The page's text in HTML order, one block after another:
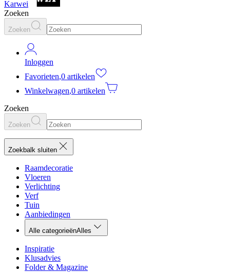
Karwei
Zoeken
Zoeken
Inloggen
Favorieten,0 artikelen
Winkelwagen,0 artikelen
Zoeken
Zoeken
Zoekbalk sluiten
Raamdecoratie
Vloeren
Verlichting
Verf
Tuin
Aanbiedingen
Alle categorieënAlles
Inspiratie
Klusadvies
Folder & Magazine